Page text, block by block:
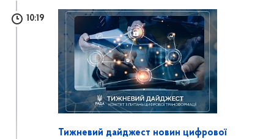
10:19
Тижневий дайджест новин цифрової